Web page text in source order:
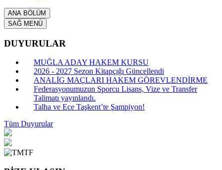
ANA BÖLÜM
SAĞ MENÜ
DUYURULAR
MUĞLA ADAY HAKEM KURSU
2026 - 2027 Sezon Kitapçığı Güncellendi
ANALİG MAÇLARI HAKEM GÖREVLENDİRME
Federasyonumuzun Sporcu Lisans, Vize ve Transfer
Talimatı yayınlandı.
Talha ve Ece Taşkent’te Şampiyon!
Tüm Duyurular